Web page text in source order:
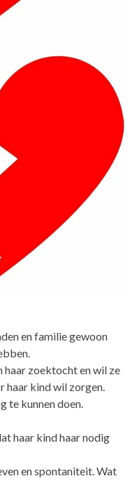
en familie gewoon
haar zoektocht en wil ze
haar kind wil zorgen.
te kunnen doen.
haar kind haar nodig
en spontaniteit. Wat